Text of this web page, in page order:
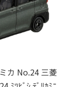
カ No.24 三菱